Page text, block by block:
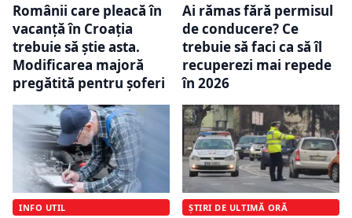
Românii care pleacă în
vacanță în Croația
trebuie să știe asta.
Modificarea majoră
pregătită pentru șoferi
Ai rămas fără permisul
de conducere? Ce
trebuie să faci ca să îl
recuperezi mai repede
în 2026
INFO UTIL ȘTIRI DE ULTIMĂ ORĂ